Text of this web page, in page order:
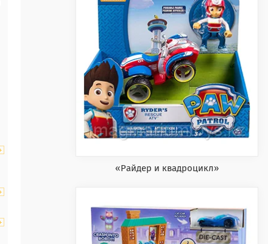
«Райдер и квадроцикл»